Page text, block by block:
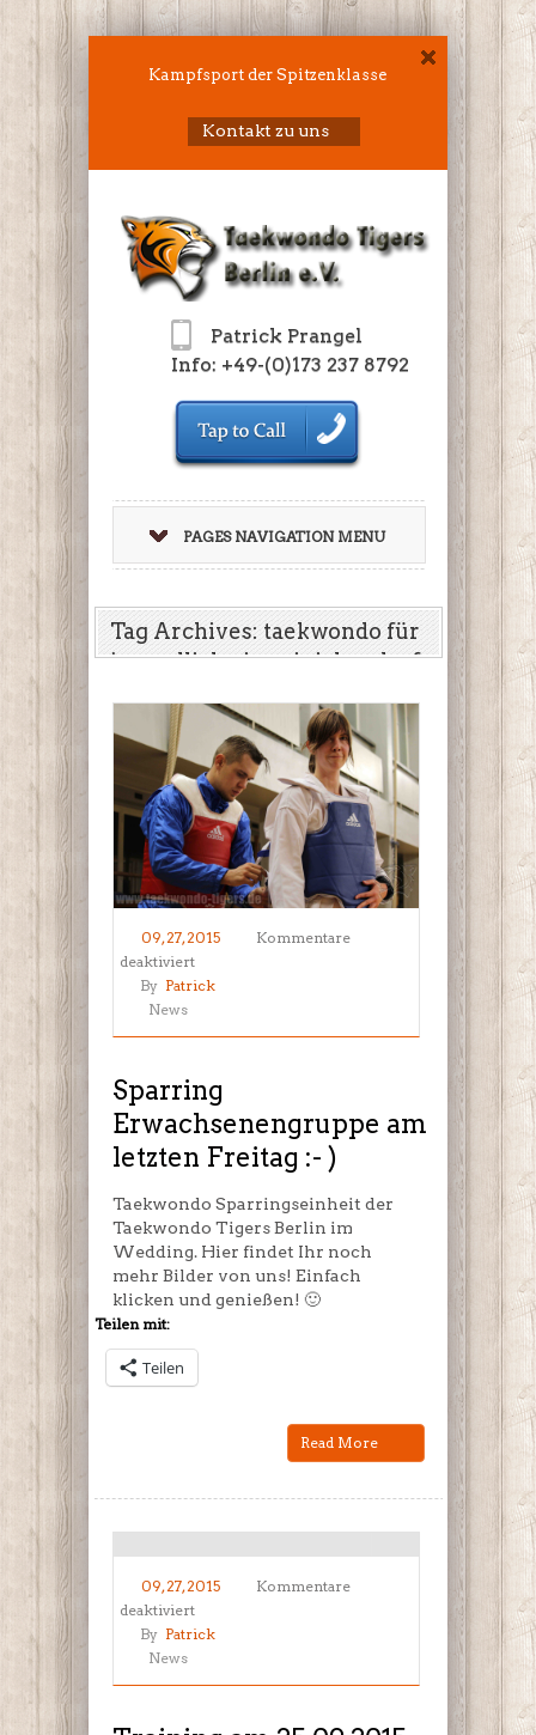
Kampfsport der Spitzenklasse
Kontakt zu uns
Patrick Prangel
Info: +49-(0)173 237 8792
PAGES NAVIGATION MENU
Tag Archives: taekwondo für
jugendliche in reinickendorf
09, 27, 2015
Kommentare
deaktiviertfür
Sparring
:-
)
By Patrick
News
Sparring
Erwachsenengruppe am
letzten Freitag :- )
Taekwondo Sparringseinheit der
Taekwondo Tigers Berlin im
Wedding. Hier findet Ihr noch
mehr Bilder von uns! Einfach
klicken und genießen! 🙂
Teilen mit:
Teilen
Read More
09, 27, 2015
Kommentare
deaktiviertfür
Training
By Patrick
News